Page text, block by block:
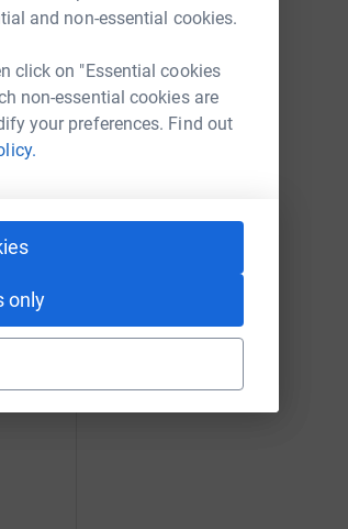
and non-essential cookies.
click on "Essential cookies
non-essential cookies are
your preferences. Find out
only